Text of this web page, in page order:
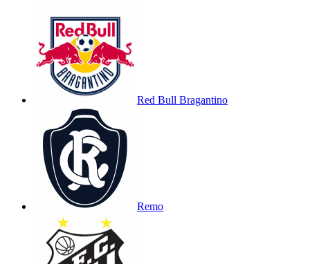
Red Bull Bragantino
Remo